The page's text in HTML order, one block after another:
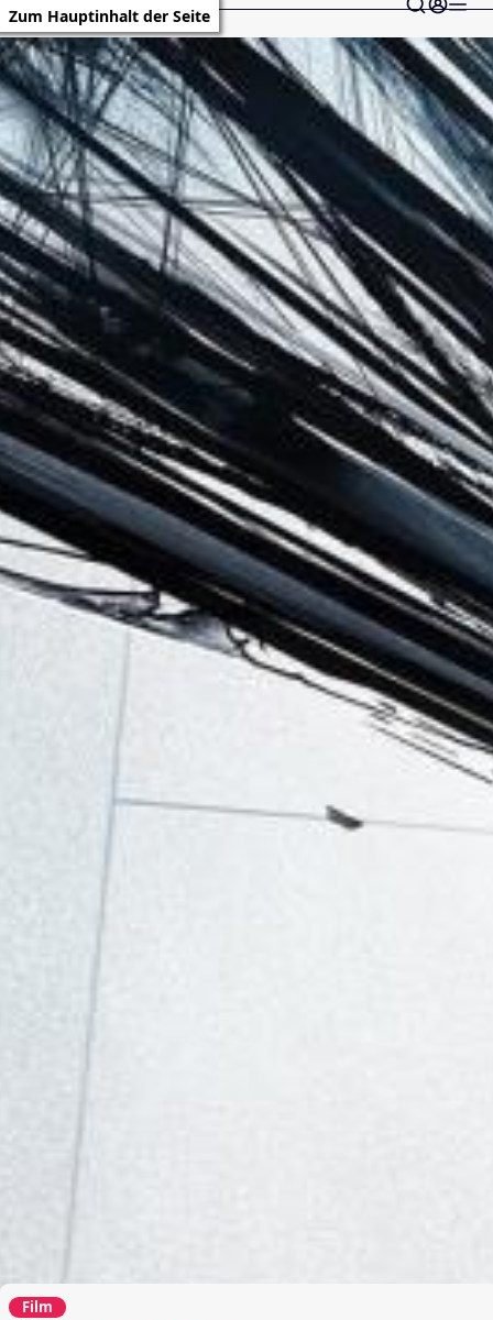
Zum Hauptinhalt der Seite
Film